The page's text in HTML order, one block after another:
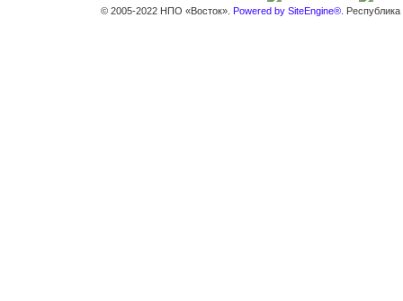
© 2005-2022 НПО «Восток». Powered by SiteEngine®.